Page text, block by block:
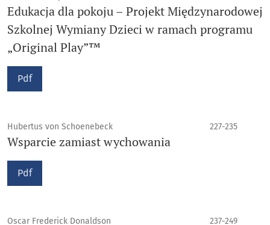
Edukacja dla pokoju – Projekt Międzynarodowej
Szkolnej Wymiany Dzieci w ramach programu
„Original Play”™
Pdf
Hubertus von Schoenebeck 227-235
Wsparcie zamiast wychowania
Pdf
Oscar Frederick Donaldson 237-249